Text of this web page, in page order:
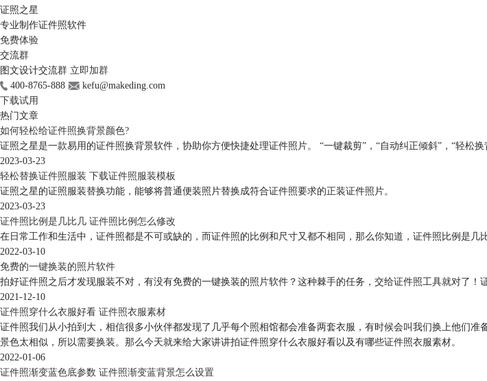
证照之星
专业制作证件照软件
免费体验
交流群
图文设计交流群 立即加群
400-8765-888
kefu@makeding.com
下载试用
热门文章
如何轻松给证件照换背景颜色?
证照之星是一款易用的证件照换背景软件，协助你方便快捷处理证件照片。 “一键裁剪”，“自动纠正倾斜”，“轻松
2023-03-23
轻松替换证件照服装 下载证件照服装模板
证照之星的证照服装替换功能，能够将普通便装照片替换成符合证件照要求的正装证件照片。
2023-03-23
证件照比例是几比几 证件照比例怎么修改
在日常工作和生活中，证件照都是不可或缺的，而证件照的比例和尺寸又都不相同，那么你知道，证件照比例是几
2022-03-10
免费的一键换装的照片软件
拍好证件照之后才发现服装不对，有没有免费的一键换装的照片软件？这种棘手的任务，交给证件照工具就对了！
2021-12-10
证件照穿什么衣服好看 证件照衣服素材
证件照我们从小拍到大，相信很多小伙伴都发现了几乎每个照相馆都会准备两套衣服，有时候会叫我们换上他们
景色太相似，所以需要换装。那么今天就来给大家讲讲拍证件照穿什么衣服好看以及有哪些证件照衣服素材。
2022-01-06
证件照渐变蓝色底参数 证件照渐变蓝背景怎么设置